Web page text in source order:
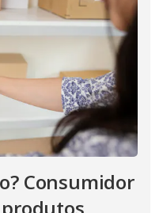
Consumidor